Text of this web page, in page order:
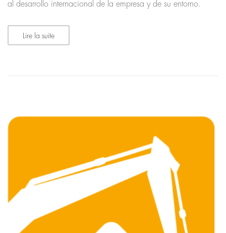
al desarrollo internacional de la empresa y de su entorno.
Lire la suite